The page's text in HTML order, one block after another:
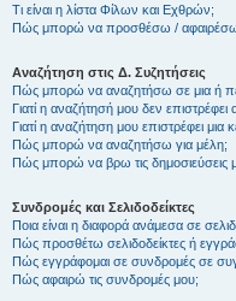
Τι είναι η λίστα Φίλων και Εχθρών;
Πώς μπορώ να προσθέσω / αφαιρέσω
Αναζήτηση στις Δ. Συζητήσεις
Πώς μπορώ να αναζητήσω σε μια ή
Γιατί η αναζήτησή μου δεν επιστρέφει
Γιατί η αναζήτηση μου επιστρέφει μια
Πώς μπορώ να αναζητήσω για μέλη;
Πώς μπορώ να βρω τις δημοσιεύσεις
Συνδρομές και Σελιδοδείκτες
Ποια είναι η διαφορά ανάμεσα σε
Πώς προσθέτω σελιδοδείκτες ή
Πώς εγγράφομαι σε συνδρομές σε
Πώς αφαιρώ τις συνδρομές μου;